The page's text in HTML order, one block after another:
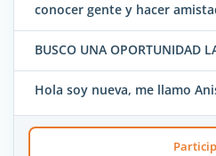
conocer gente y hacer
BUSCO UNA OPORTUNIDAD
Hola soy nueva, me llamo